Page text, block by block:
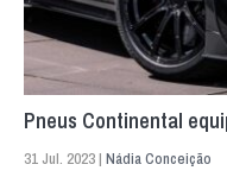
Pneus Continental
31 Jul. 2023 | Nádia Conceição